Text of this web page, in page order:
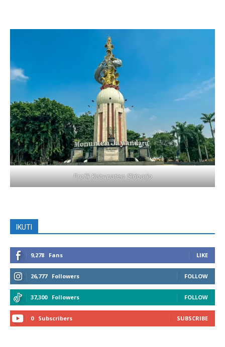
Profil Kabupaten Sidoarjo
IKUTI
9,278 Fans LIKE
26,777 Followers FOLLOW
37,300 Followers FOLLOW
0 Subscribers SUBSCRIBE